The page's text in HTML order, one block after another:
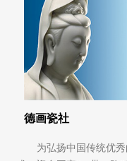
德画瓷社
为弘扬中国传统优